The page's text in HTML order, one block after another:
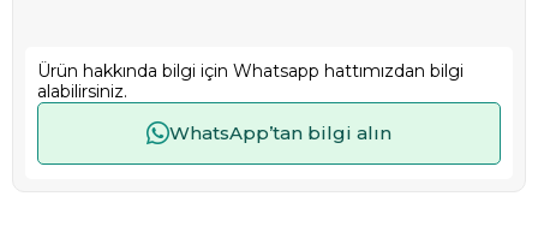
Ürün hakkında bilgi için Whatsapp hattımızdan bilgi
alabilirsiniz.
WhatsApp’tan bilgi alın